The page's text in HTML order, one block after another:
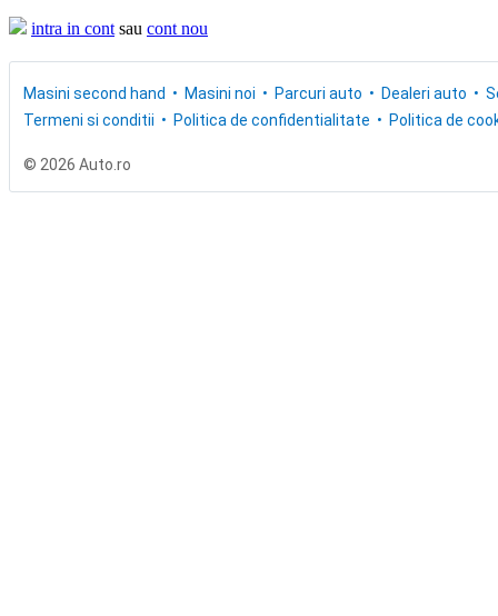
intra in cont sau cont nou
Masini second hand Masini noi Parcuri auto Dealeri auto
Termeni si conditii
Politica de confidentialitate Politica de
© 2026 Auto.ro